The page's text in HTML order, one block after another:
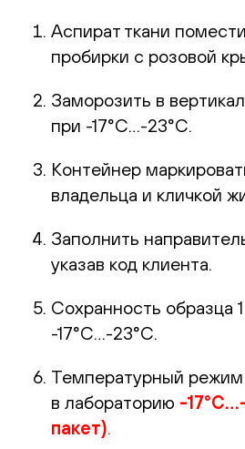
Аспират ткани
пробирки с розовой
Заморозить в
при -17°С…-23°С.
Контейнер
владельца и кличкой
Заполнить
указав код клиента.
Сохранность образца
-17°С…-23°С.
Температурный режим
в лабораторию -
пакет)